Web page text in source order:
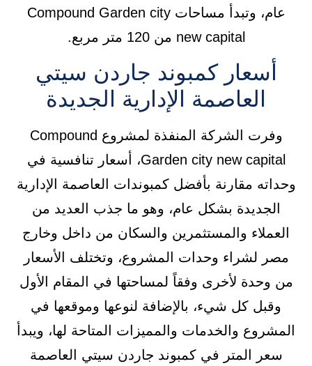
عام، وتبدأ مساحات Compound Garden city
new capital من 120 متر مربع.
أسعار كمبوند جاردن سيتي
العاصمة الإدارية الجديدة
وفرت الشركة المنفذة لمشروع Compound
Garden city new capital، أسعار تنافسية في
وحداته مقارنة بأفضل كمبوندات العاصمة الإدارية
الجديدة بشكل عام، وهو ما جذب العديد من
العملاء والمستثمرين والسكان من داخل وخارج
مصر لشراء وحدات المشروع، وتختلف الأسعار
من وحدة لأخرى وفقاً لمساحتها في المقام الأول
وقبل كل شيء، بالإضافة لنوعها وموقعها في
المشروع والخدمات والمميزات المتاحة لها، ويبدأ
سعر المتر في كمبوند جاردن سيتي العاصمة